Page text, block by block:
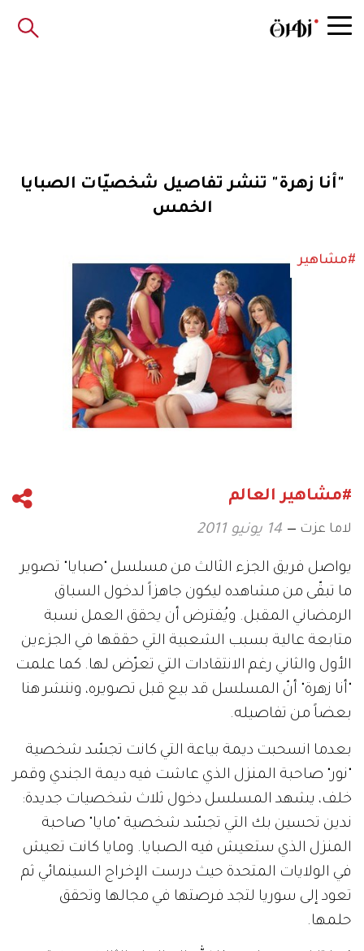
"أنا زهرة" تنشر تفاصيل شخصيّات الصبايا
الخمس
#مشاهير
#مشاهير العالم
لاما عزت 14 يونيو 2011
يواصل فريق الجزء الثالث من مسلسل "صبايا" تصوير
ما تبقّى من مشاهده ليكون جاهزاً لدخول السباق
الرمضاني المقبل. ويُفترض أن يحقق العمل نسبة
متابعة عالية بسبب الشعبية التي حققها في الجزءين
الأول والثاني رغم الانتقادات التي تعرّض لها. كما علمت
"أنا زهرة" أنّ المسلسل قد بيع قبل تصويره، وننشر هنا
بعضاً من تفاصيله.
بعدما انسحبت ديمة بياعة التي كانت تجسّد شخصية
"نور" صاحبة المنزل الذي عاشت فيه ديمة الجندي وقمر
خلف، يشهد المسلسل دخول ثلاث شخصيات جديدة:
ندين تحسين بك التي تجسّد شخصية "مايا" صاحبة
المنزل الذي ستعيش فيه الصبايا. ومايا كانت تعيش
في الولايات المتحدة حيث درست الإخراج السينمائي ثم
تعود إلى سوريا لتجد فرصتها في مجالها وتحقق
حلمها.